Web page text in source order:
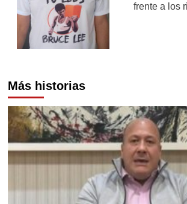
frente a los
Más historias